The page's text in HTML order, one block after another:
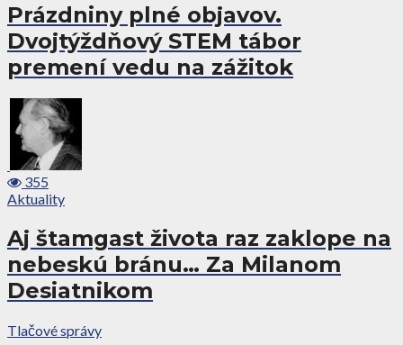
Prázdniny plné objavov.
Dvojtýždňový STEM tábor
premení vedu na zážitok
355
Aktuality
Aj štamgast života raz zaklope na
nebeskú bránu… Za Milanom
Desiatnikom
Tlačové správy